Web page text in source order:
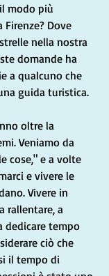
modo più
Firenze? Dove
nella nostra
domande ha
a qualcuno che
guida turistica.
oltre la
Veniamo da
cose," e a volte
e vivere le
Vivere in
rallentare, a
dedicare tempo
ciò che
il tempo di